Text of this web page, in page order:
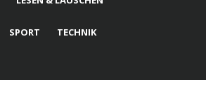
SPORT TECHNIK